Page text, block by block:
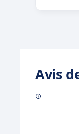
Avis